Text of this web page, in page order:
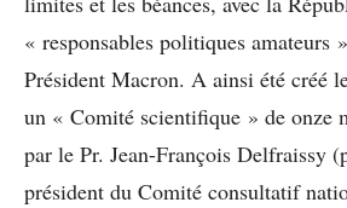
« responsables politiques amateurs
Président Macron. A ainsi été créé
un « Comité scientifique » de onze
par le Pr. Jean-François Delfraissy
président du Comité consultatif